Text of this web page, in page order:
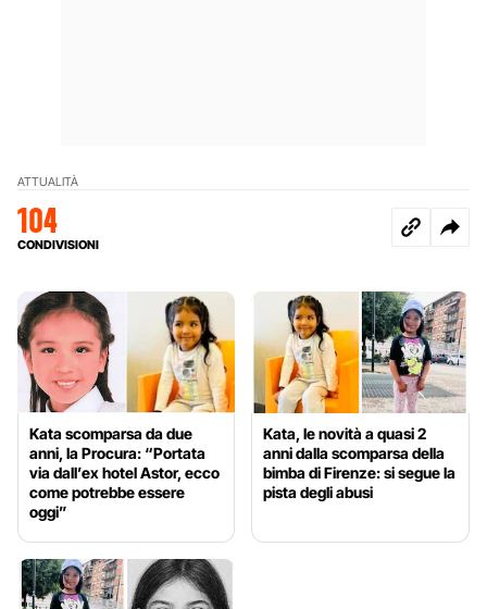
ATTUALITÀ
104
CONDIVISIONI
Kata scomparsa da due
anni, la Procura: “Portata
via dall’ex hotel Astor, ecco
come potrebbe essere
oggi”
Kata, le novità a quasi 2
anni dalla scomparsa della
bimba di Firenze: si segue la
pista degli abusi